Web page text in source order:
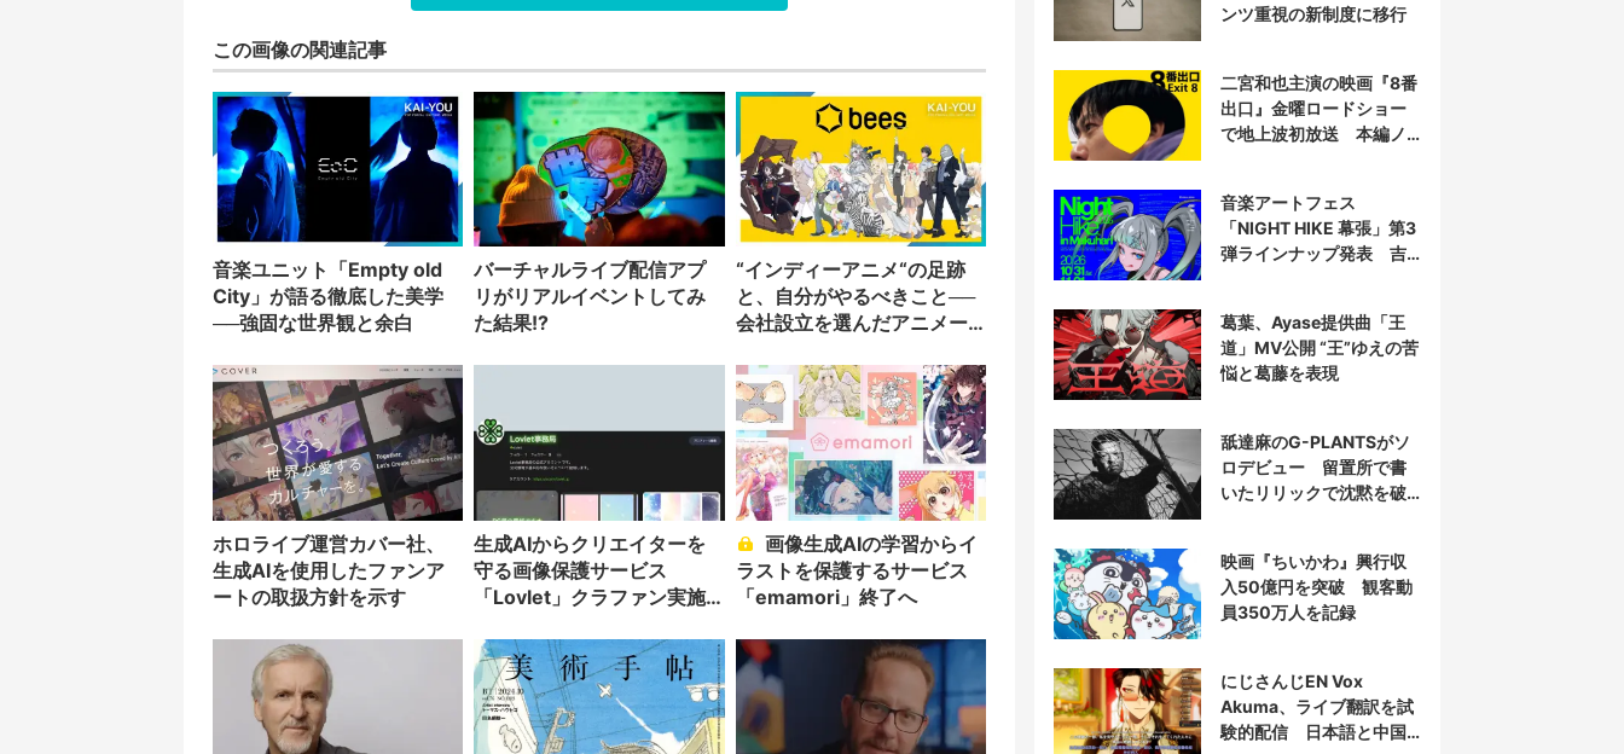
この画像の関連記事
音楽ユニット「Empty old
City」が語る徹底した美学
──強固な世界観と余白
バーチャルライブ配信アプ
リがリアルイベントしてみ
た結果!?
“インディーアニメ“の足跡
と、自分がやるべきこと──
会社設立を選んだアニメー
ホロライブ運営カバー社、
生成AIを使用したファンア
ートの取扱方針を示す
生成AIからクリエイターを
守る画像保護サービス
「Lovlet」クラファン実施
ラストを保護するサービス
「emamori」終了へ
ンツ重視の新制度に移行
二宮和也主演の映画『8番
出口』金曜ロードショー
で地上波初放送 本編ノ
音楽アートフェス
「NIGHT HIKE 幕張」第3
弾ラインナップ発表 吉
葛葉、Ayase提供曲「王
道」MV公開 “王”ゆえの苦
悩と葛藤を表現
舐達麻のG-PLANTSがソ
ロデビュー 留置所で書
いたリリックで沈黙を破
映画『ちいかわ』興行収
入50億円を突破 観客動
員350万人を記録
にじさんじEN Vox
Akuma、ライブ翻訳を試
験的配信 日本語と中国